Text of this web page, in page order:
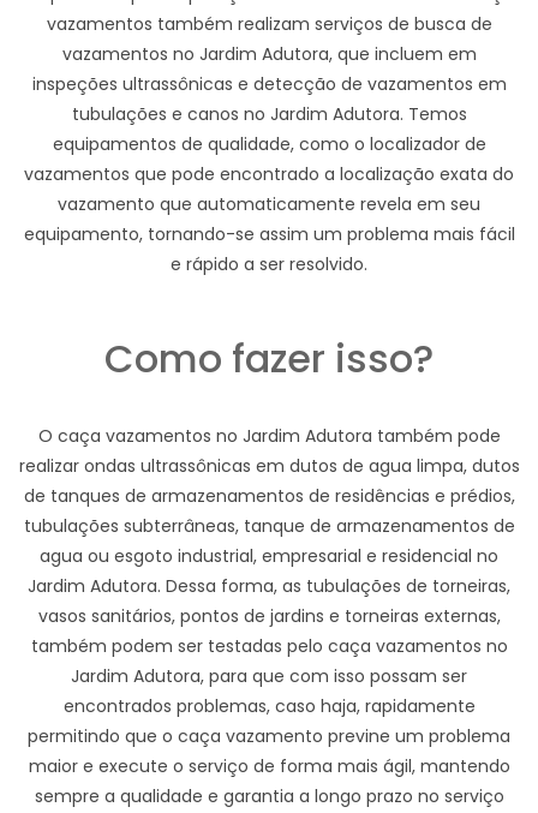
vazamentos também realizam serviços de busca de
vazamentos no Jardim Adutora, que incluem em
inspeções ultrassônicas e detecção de vazamentos em
tubulações e canos no Jardim Adutora. Temos
equipamentos de qualidade, como o localizador de
vazamentos que pode encontrado a localização exata do
vazamento que automaticamente revela em seu
equipamento, tornando-se assim um problema mais fácil
e rápido a ser resolvido.
Como fazer isso?
O caça vazamentos no Jardim Adutora também pode
realizar ondas ultrassônicas em dutos de agua limpa, dutos
de tanques de armazenamentos de residências e prédios,
tubulações subterrâneas, tanque de armazenamentos de
agua ou esgoto industrial, empresarial e residencial no
Jardim Adutora. Dessa forma, as tubulações de torneiras,
vasos sanitários, pontos de jardins e torneiras externas,
também podem ser testadas pelo caça vazamentos no
Jardim Adutora, para que com isso possam ser
encontrados problemas, caso haja, rapidamente
permitindo que o caça vazamento previne um problema
maior e execute o serviço de forma mais ágil, mantendo
sempre a qualidade e garantia a longo prazo no serviço